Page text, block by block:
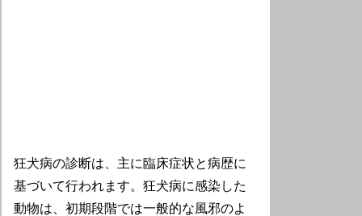
狂犬病の診断は、主に臨床症状と病歴に
基づいて行われます。狂犬病に感染した
動物は、初期段階では一般的な風邪のよ